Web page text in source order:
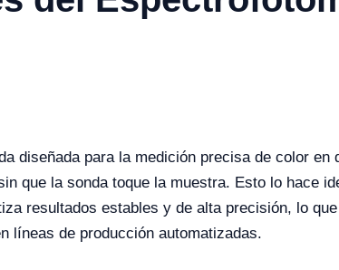
diseñada para la medición precisa de color en
que la sonda toque la muestra. Esto lo hace
resultados estables y de alta precisión, lo
líneas de producción automatizadas.